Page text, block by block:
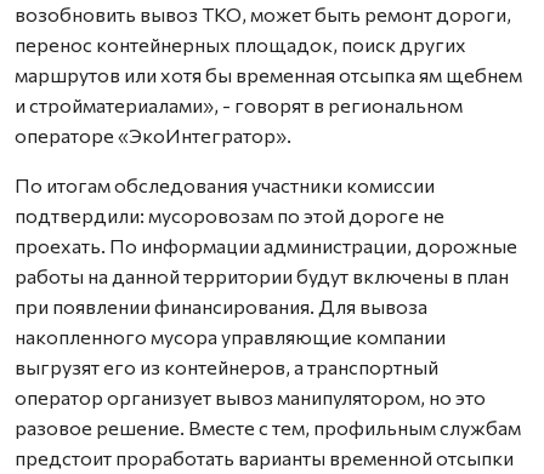
возобновить вывоз ТКО, может быть ремонт дороги,
перенос контейнерных площадок, поиск других
маршрутов или хотя бы временная отсыпка ям щебнем
и стройматериалами», - говорят в региональном
операторе «ЭкоИнтегратор».
По итогам обследования участники комиссии
подтвердили: мусоровозам по этой дороге не
проехать. По информации администрации, дорожные
работы на данной территории будут включены в план
при появлении финансирования. Для вывоза
накопленного мусора управляющие компании
выгрузят его из контейнеров, а транспортный
оператор организует вывоз манипулятором, но это
разовое решение. Вместе с тем, профильным службам
предстоит проработать варианты временной отсыпки